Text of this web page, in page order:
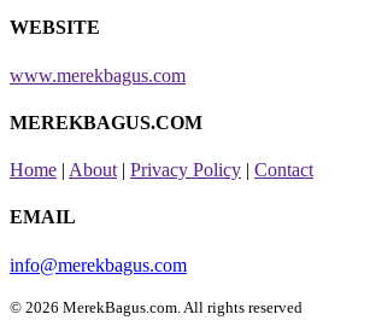
WEBSITE
www.merekbagus.com
MEREKBAGUS.COM
Home | About | Privacy Policy | Contact
EMAIL
info@merekbagus.com
© 2026 MerekBagus.com. All rights reserved